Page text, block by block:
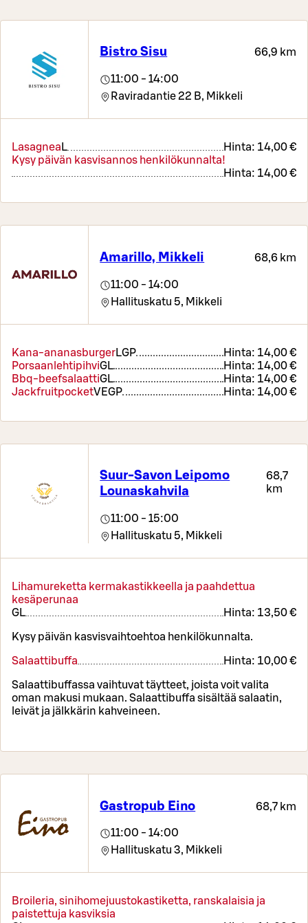
Bistro Sisu 66,9 km
11:00 - 14:00
Raviradantie 22 B, Mikkeli
Lasagnea L Hinta: 14,00 €
Kysy päivän kasvisannos henkilökunnalta!
Hinta: 14,00 €
Amarillo, Mikkeli 68,6 km
11:00 - 14:00
Hallituskatu 5, Mikkeli
Kana-ananasburgerLGP Hinta: 14,00 €
PorsaanlehtipihviGL Hinta: 14,00 €
Bbq-beefsalaattiGL Hinta: 14,00 €
JackfruitpocketVEGP Hinta: 14,00 €
Suur-Savon Leipomo
Lounaskahvila
68,7
km
11:00 - 15:00
Hallituskatu 5, Mikkeli
Lihamureketta kermakastikkeella ja paahdettua
kesäperunaa
GL Hinta: 13,50 €
Kysy päivän kasvisvaihtoehtoa henkilökunnalta.
Salaattibuffa Hinta: 10,00 €
Salaattibuffassa vaihtuvat täytteet, joista voit valita
oman makusi mukaan. Salaattibuffa sisältää salaatin,
leivät ja jälkkärin kahveineen.
Gastropub Eino 68,7 km
11:00 - 14:00
Hallituskatu 3, Mikkeli
Broileria, sinihomejuustokastiketta, ranskalaisia ja
paistettuja kasviksia